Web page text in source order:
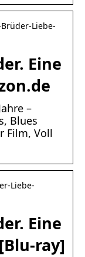
Liebe-
Eine
–
Blues
Film, Voll
Liebe-
Eine
ray]